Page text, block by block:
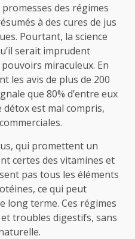
des régimes
à des cures de jus
Pourtant, la science
serait imprudent
miraculeux. En
les avis de plus de 200
que 80% d’entre eux
est mal compris,
qui promettent un
certes des vitamines et
pas tous les éléments
ce qui peut
long terme. Ces régimes
troubles digestifs, sans